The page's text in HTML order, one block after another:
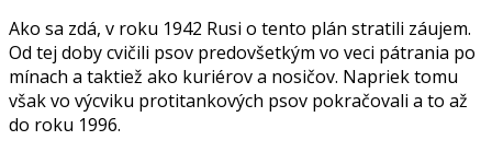
Ako sa zdá, v roku 1942 Rusi o tento plán stratili záujem.
Od tej doby cvičili psov predovšetkým vo veci pátrania po
mínach a taktiež ako kuriérov a nosičov. Napriek tomu
však vo výcviku protitankových psov pokračovali a to až
do roku 1996.